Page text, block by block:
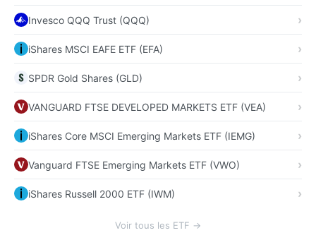
Invesco QQQ Trust (QQQ)
iShares MSCI EAFE ETF (EFA)
SPDR Gold Shares (GLD)
VANGUARD FTSE DEVELOPED MARKETS ETF (VEA)
iShares Core MSCI Emerging Markets ETF (IEMG)
Vanguard FTSE Emerging Markets ETF (VWO)
iShares Russell 2000 ETF (IWM)
Voir tous les ETF →